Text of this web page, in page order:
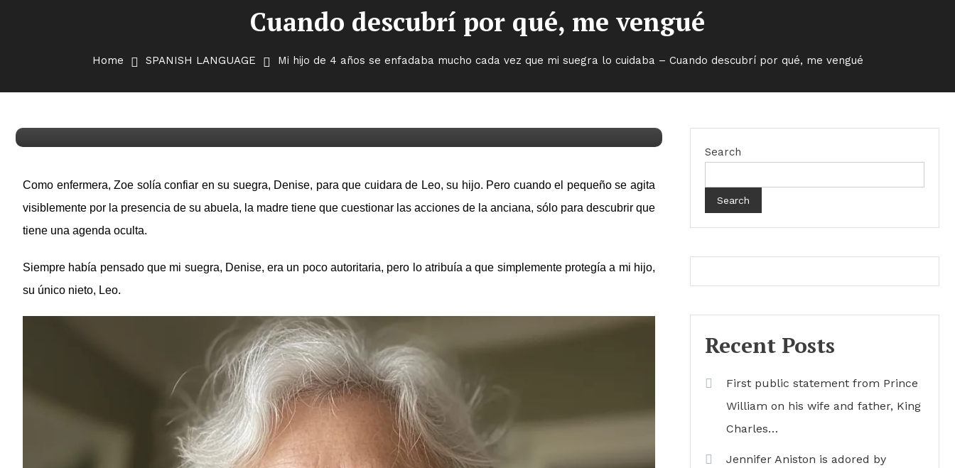
Cuando descubrí por qué, me vengué
Home SPANISH LANGUAGE Mi hijo de 4 años se enfadaba mucho cada vez que mi suegra lo cuidaba – Cuando descubrí por qué, me vengué
Mi hijo de 4 años se enfadaba mucho cada vez que mi
Como enfermera, Zoe solía confiar en su suegra, Denise, para que cuidara de Leo, su hijo. Pero cuando el pequeño se agita
visiblemente por la presencia de su abuela, la madre tiene que cuestionar las acciones de la anciana, sólo para descubrir que
tiene una agenda oculta.
Siempre había pensado que mi suegra, Denise, era un poco autoritaria, pero lo atribuía a que simplemente protegía a mi hijo,
su único nieto, Leo.
Search
Search
Recent Posts
First public statement from Prince
William on his wife and father, King
Charles…
Jennifer Aniston is adored by